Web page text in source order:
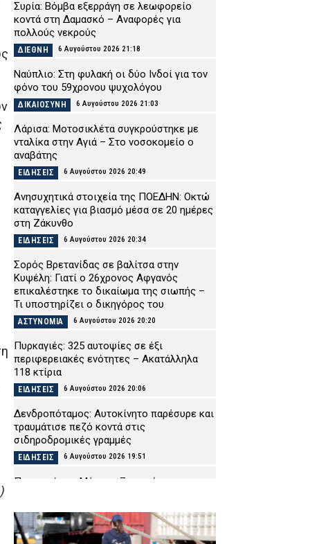
Συρία: Βόμβα εξερράγη σε λεωφορείο
κοντά στη Δαμασκό – Αναφορές για
πολλούς νεκρούς
ΔΙΕΘΝΗ 6 Αυγούστου 2026 21:18
Ναύπλιο: Στη φυλακή οι δύο Ινδοί για τον
φόνο του 59χρονου ψυχολόγου
ΔΙΚΑΙΟΣΥΝΗ 6 Αυγούστου 2026 21:03
Λάρισα: Μοτοσικλέτα συγκρούστηκε με
νταλίκα στην Αγιά – Στο νοσοκομείο ο
αναβάτης
ΕΙΔΗΣΕΙΣ 6 Αυγούστου 2026 20:49
Ανησυχητικά στοιχεία της ΠΟΕΔΗΝ: Οκτώ
καταγγελίες για βιασμό μέσα σε 20 ημέρες
στη Ζάκυνθο
ΕΙΔΗΣΕΙΣ 6 Αυγούστου 2026 20:34
Σορός Βρετανίδας σε βαλίτσα στην
Κυψέλη: Γιατί ο 26χρονος Αφγανός
επικαλέστηκε το δικαίωμα της σιωπής –
Τι υποστηρίζει ο δικηγόρος του
ΑΣΤΥΝΟΜΙΑ 6 Αυγούστου 2026 20:20
Πυρκαγιές: 325 αυτοψίες σε έξι
περιφερειακές ενότητες – Ακατάλληλα
118 κτίρια
ΕΙΔΗΣΕΙΣ 6 Αυγούστου 2026 20:06
Δενδροπόταμος: Αυτοκίνητο παρέσυρε και
τραυμάτισε πεζό κοντά στις
σιδηροδρομικές γραμμές
ΕΙΔΗΣΕΙΣ 6 Αυγούστου 2026 19:51
Πυρκαγιά στα Μέγαρα: Ξεκινούν οι
ΕΙΔΗΣΕΙΣ 6 Αυγούστου 2026 19:40